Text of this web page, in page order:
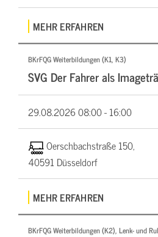
MEHR ERFAHREN
BKrFQG Weiterbildungen (K1, K3)
SVG Der Fahrer als
29.08.202608:00 - 16:00
Oerschbachstraße 150,
40591 Düsseldorf
MEHR ERFAHREN
BKrFQG Weiterbildungen (K2), Lenk- und